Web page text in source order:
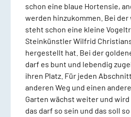
schon eine blaue Hortensie,
werden hinzukommen. Bei
steht schon eine kleine
Steinkünstler Wilfrid
hergestellt hat. Bei der
darf es bunt und lebendig
ihren Platz. Für jeden
anderen Weg und einen
Garten wächst weiter und
das darf so sein und das soll so